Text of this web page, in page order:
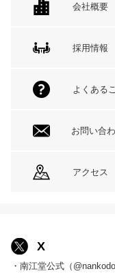
会社概要
採用情報
よくある
お問い合
アクセス
X
・南江堂公式（